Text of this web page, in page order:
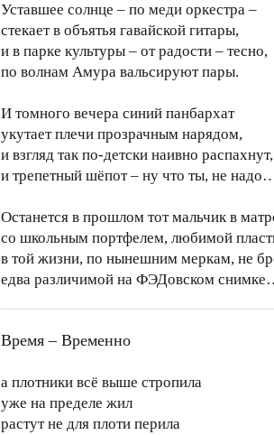
Уставшее солнце – по меди оркестра –
стекает в объятья гавайской гитары,
и в парке культуры – от радости – тесно,
по волнам Амура вальсируют пары.
И томного вечера синий панбархат
укутает плечи прозрачным нарядом,
и взгляд так по-детски наивно распахнут,
и трепетный шёпот – ну что ты, не
Останется в прошлом тот мальчик в
со школьным портфелем, любимой
в той жизни, по нынешним меркам, не
едва различимой на ФЭДовском
Время – Временно
а плотники всё выше стропила
уже на пределе жил
растут не для плоти перила